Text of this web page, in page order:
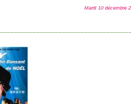
Mardi 10 décembre